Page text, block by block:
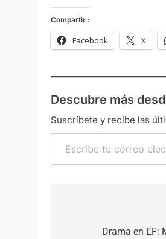
Compartir :
Facebook X
Descubre más
Suscríbete y recibe las
Escribe tu correo
Drama en EF: